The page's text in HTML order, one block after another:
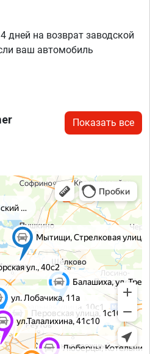
дней на возврат заводской
ваш автомобиль
Показать все